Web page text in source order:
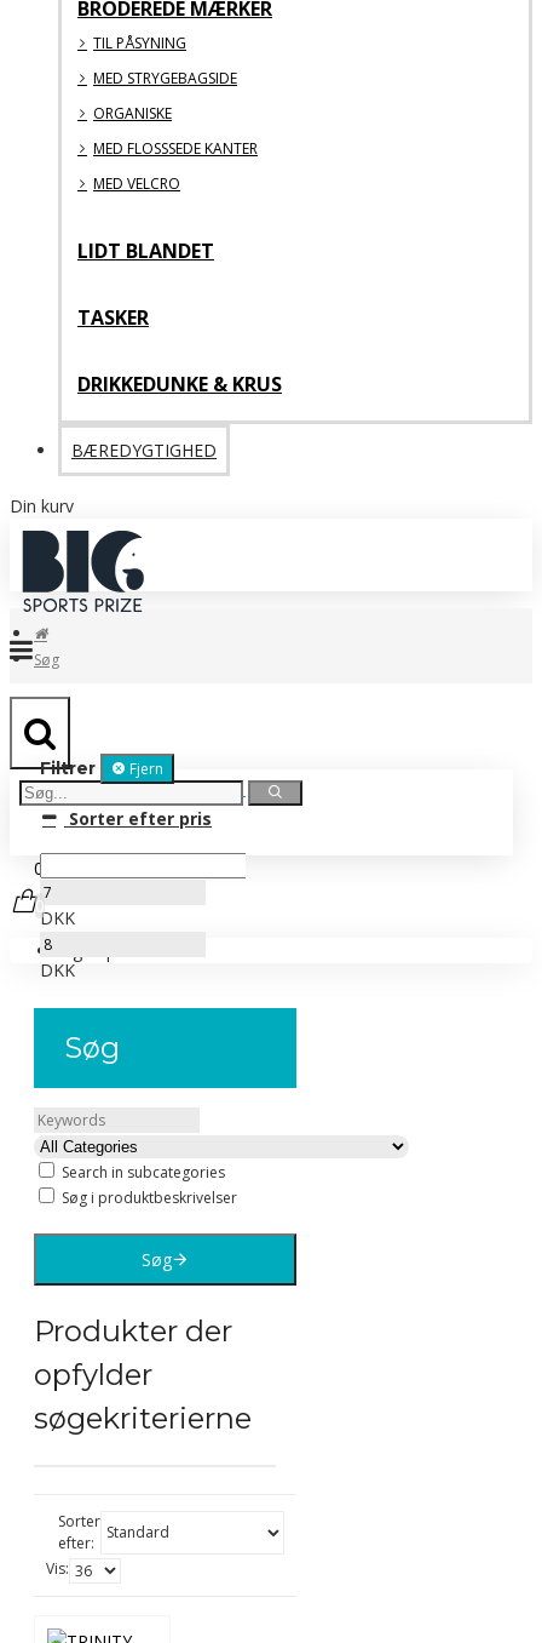
BRODEREDE MÆRKER
TIL PÅSYNING
MED STRYGEBAGSIDE
ORGANISKE
MED FLOSSSEDE KANTER
MED VELCRO
LIDT BLANDET
TASKER
DRIKKEDUNKE & KRUS
BÆREDYGTIGHED
Din kurv
0 vare(r) - 0,00 DKK
0
Søg
Filtrer Fjern
Sorter efter pris
DKK
DKK
Søg
Search in subcategories
Søg i produktbeskrivelser
Søg
Produkter der
opfylder
søgekriterierne
Sorter
efter:
Vis: